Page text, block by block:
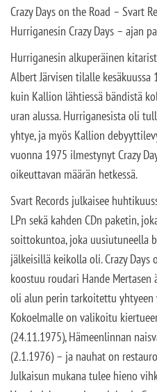
Crazy Days on the Road – Svart
Hurriganesin Crazy Days – ajan
Hurriganesin alkuperäinen
Albert Järvisen tilalle
kuin Kallion lähtiessä bändistä
uran alussa. Hurriganesista oli
yhtye, ja myös Kallion
vuonna 1975 ilmestynyt Crazy
oikeuttavan määrän hetkessä.
Svart Records julkaisee
LPn sekä kahden CDn paketin,
soittokuntoa, joka uusiutuneella
jälkeisillä keikolla oli. Crazy
koostuu roudari Hande
oli alun perin tarkoitettu yhtyeen
Kokoelmalle on valikoitu
(24.11.1975), Hämeenlinnan
(2.1.1976) – ja nauhat on
Julkaisun mukana tulee hieno